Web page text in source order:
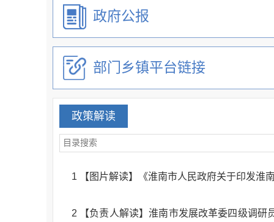
政府公报
部门乡镇平台链接
政策解读
1 【图片解读】《淮南市人民政府关于印发
2
【负责人解读】淮南市发展改革委四级调